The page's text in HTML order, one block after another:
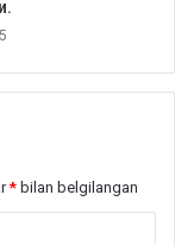
* bilan belgilangan